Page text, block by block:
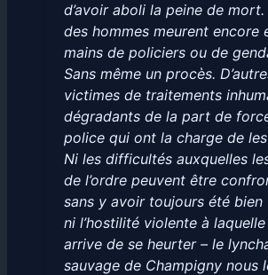
d’avoir aboli la peine de
des hommes meurent encore
mains de policiers ou de
Sans même un procès.
victimes de traitements
dégradants de la part de
police qui ont la charge de
Ni les difficultés auxquelles
de l’ordre peuvent être
sans y avoir toujours été bien
ni l’hostilité violente à
arrive de se heurter – le
sauvage de Champigny nous